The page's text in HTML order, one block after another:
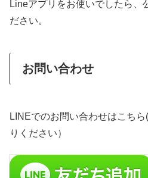
Lineアプリをお使いでしたら、
ださい。
お問い合わせ
LINEでのお問い合わせはこちら
りください）